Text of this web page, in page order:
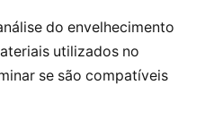
do envelhecimento
utilizados no
se são compatíveis